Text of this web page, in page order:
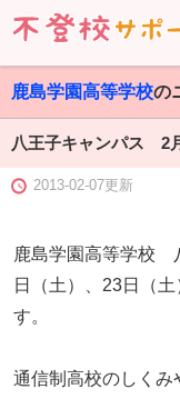
鹿島学園高等学校の
八王子キャンパス 2
2013-02-07更新
鹿島学園高等学校
日（土）、23日（
す。
通信制高校のしくみ